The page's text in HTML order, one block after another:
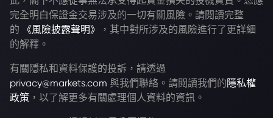
完全明白保證金交易涉及的一切有關風險。請閱讀完整
的
《風險披露聲明》
，其中對所涉及的風險進行了更詳細
的解釋。
有關隱私和資料保護的投訴，請透過
privacy@markets.com 與我們聯絡。請閱讀我們的隱私權
政策 ，以了解更多有關處理個人資料的資訊。